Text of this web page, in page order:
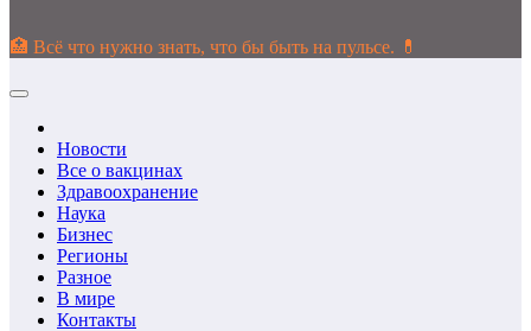
🏥 Всё что нужно знать, что бы быть на пульсе. 💊
Новости
Все о вакцинах
Здравоохранение
Наука
Бизнес
Регионы
Разное
В мире
Контакты